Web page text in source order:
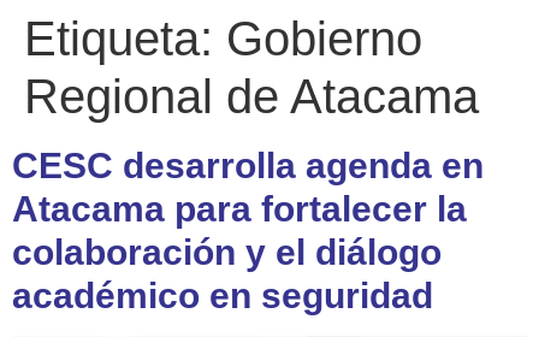
Etiqueta: Gobierno
Regional de Atacama
CESC desarrolla agenda en
Atacama para fortalecer la
colaboración y el diálogo
académico en seguridad